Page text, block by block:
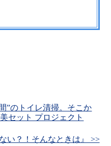
”のトイレ清掃。そこか
セット プロジェクト
い？！そんなときは』 >>